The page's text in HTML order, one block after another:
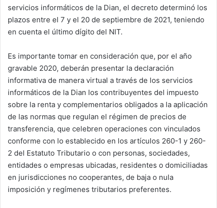
servicios informáticos de la Dian, el decreto determinó los
plazos entre el 7 y el 20 de septiembre de 2021, teniendo
en cuenta el último dígito del NIT.
Es importante tomar en consideración que, por el año
gravable 2020, deberán presentar la declaración
informativa de manera virtual a través de los servicios
informáticos de la Dian los contribuyentes del impuesto
sobre la renta y complementarios obligados a la aplicación
de las normas que regulan el régimen de precios de
transferencia, que celebren operaciones con vinculados
conforme con lo establecido en los artículos 260-1 y 260-
2 del Estatuto Tributario o con personas, sociedades,
entidades o empresas ubicadas, residentes o domiciliadas
en jurisdicciones no cooperantes, de baja o nula
imposición y regímenes tributarios preferentes.